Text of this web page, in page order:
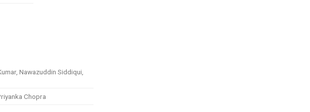
Nawazuddin Siddiqui,
Chopra